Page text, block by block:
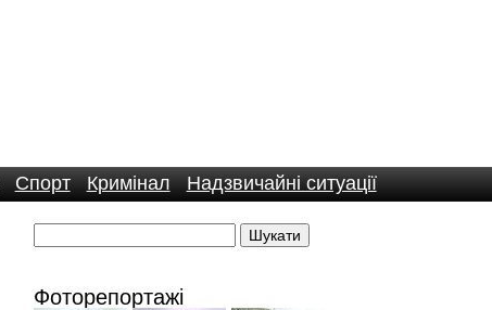
Спорт Кримінал Надзвичайні ситуації
Фоторепортажі